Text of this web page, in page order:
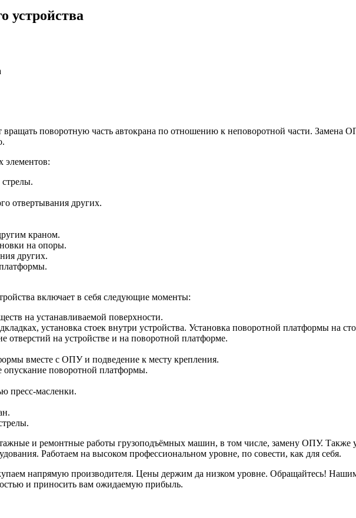
устройства
вращать поворотную часть автокрана по отношению к неповоротной части. Замена
элементов:
отвертывания других.
краном.
на опоры.
других.
включает в себя следующие моменты:
на устанавливаемой поверхности.
установка стоек внутри устройства. Установка поворотной платформы на
на устройстве и на поворотной платформе.
вместе с ОПУ и подведение к месту крепления.
поворотной платформы.
пресс-масленки.
и ремонтные работы грузоподъёмных машин, в том числе, замену ОПУ. Также у
Работаем на высоком профессиональном уровне, по совести, как для себя.
напрямую производителя. Цены держим да низком уровне. Обращайтесь!
и приносить вам ожидаемую прибыль.